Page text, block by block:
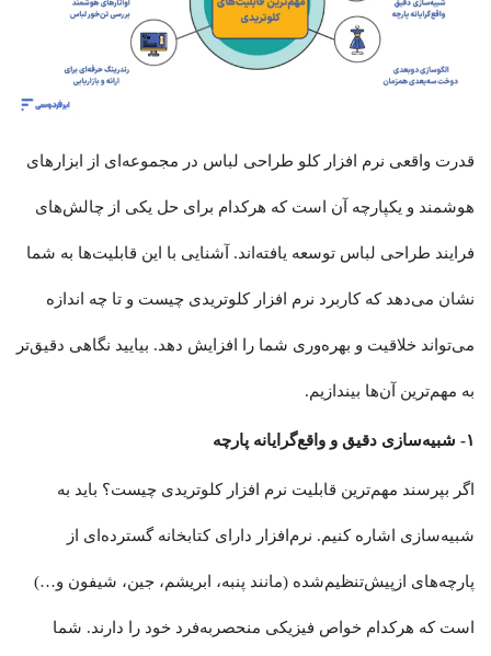
قدرت واقعی نرم افزار کلو طراحی لباس در مجموعه‌ای از ابزارهای
هوشمند و یکپارچه آن است که هرکدام برای حل یکی از چالش‌های
فرایند طراحی لباس توسعه یافته‌اند. آشنایی با این قابلیت‌ها به شما
نشان می‌دهد که کاربرد نرم افزار کلوتریدی چیست و تا چه اندازه
می‌تواند خلاقیت و بهره‌وری شما را افزایش دهد. بیایید نگاهی دقیق‌تر
به مهم‌ترین آن‌ها بیندازیم.
۱- شبیه‌سازی دقیق و واقع‌گرایانه پارچه
اگر بپرسند مهم‌ترین قابلیت نرم افزار کلوتریدی چیست؟ باید به
شبیه‌سازی اشاره کنیم. نرم‌افزار دارای کتابخانه گسترده‌ای از
پارچه‌های ازپیش‌تنظیم‌شده (مانند پنبه، ابریشم، جین، شیفون و…)
است که هرکدام خواص فیزیکی منحصربه‌فرد خود را دارند. شما